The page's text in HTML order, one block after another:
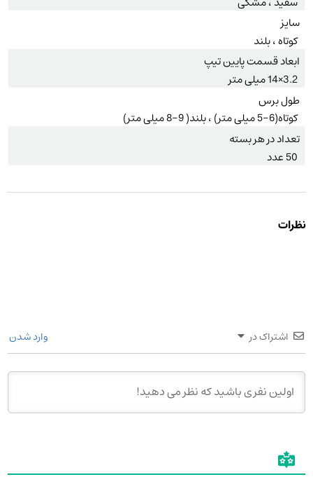
سایز
کوتاه ، بلند
ابعاد قسمت پایین تیپ
3.2×14 میلی متر
طول برس
کوتاه(6-5 میلی متر) ، بلند( 9-8 میلی متر)
تعداد در هر بسته
50 عدد
نظرات
اشتراک در وارد شدن